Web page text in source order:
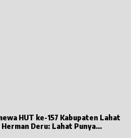
HUT ke-157 Kabupaten Lahat
Deru: Lahat Punya